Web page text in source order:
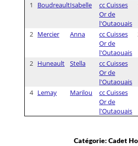
1 BoudreaultIsabelle
cc Cuisses
Or de
l'Outaouais
2 Mercier Anna
cc Cuisses
Or de
l'Outaouais
2 Huneault Stella
cc Cuisses
Or de
l'Outaouais
4 Lemay Marilou
cc Cuisses
Or de
l'Outaouais
Catégorie: Cadet